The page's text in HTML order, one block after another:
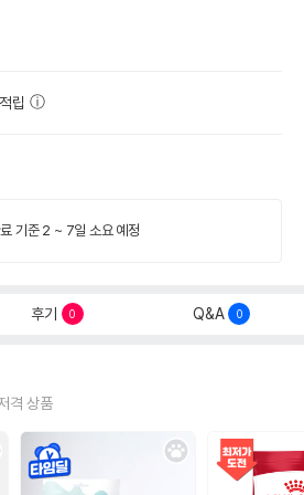
적립
기준 2 ~ 7일 소요 예정
후기 0 Q&A 0
격 상품